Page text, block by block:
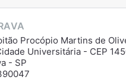
Procópio Martins de
Universitária - CEP
- SP